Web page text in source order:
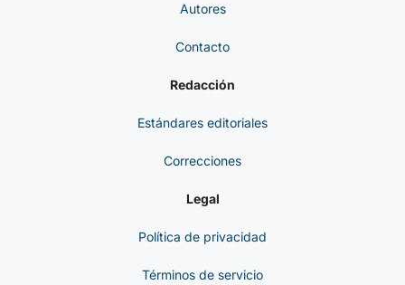
Autores
Contacto
Redacción
Estándares editoriales
Correcciones
Legal
Política de privacidad
Términos de servicio